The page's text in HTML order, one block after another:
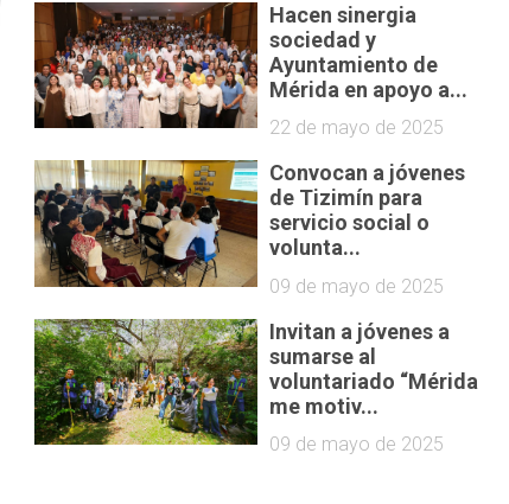
Hacen sinergia
sociedad y
Ayuntamiento de
Mérida en apoyo a...
22 de mayo de 2025
Convocan a jóvenes
de Tizimín para
servicio social o
volunta...
09 de mayo de 2025
Invitan a jóvenes a
sumarse al
voluntariado “Mérida
me motiv...
09 de mayo de 2025